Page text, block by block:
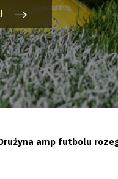
amp futbolu